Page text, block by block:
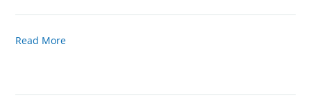
Read More